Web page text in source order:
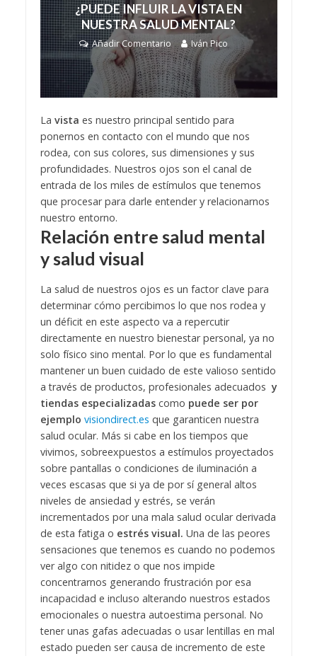
¿PUEDE INFLUIR LA VISTA EN
NUESTRA SALUD MENTAL?
Añadir Comentario Iván Pico
La vista es nuestro principal sentido para
ponernos en contacto con el mundo que nos
rodea, con sus colores, sus dimensiones y sus
profundidades. Nuestros ojos son el canal de
entrada de los miles de estímulos que tenemos
que procesar para darle entender y relacionarnos
nuestro entorno.
Relación entre salud mental
y salud visual
La salud de nuestros ojos es un factor clave para
determinar cómo percibimos lo que nos rodea y
un déficit en este aspecto va a repercutir
directamente en nuestro bienestar personal, ya no
solo físico sino mental. Por lo que es fundamental
mantener un buen cuidado de este valioso sentido
a través de productos, profesionales adecuados y
tiendas especializadas como puede ser por
ejemplo visiondirect.es que garanticen nuestra
salud ocular. Más si cabe en los tiempos que
vivimos, sobreexpuestos a estímulos proyectados
sobre pantallas o condiciones de iluminación a
veces escasas que si ya de por sí general altos
niveles de ansiedad y estrés, se verán
incrementados por una mala salud ocular derivada
de esta fatiga o estrés visual. Una de las peores
sensaciones que tenemos es cuando no podemos
ver algo con nitidez o que nos impide
concentrarnos generando frustración por esa
incapacidad e incluso alterando nuestros estados
emocionales o nuestra autoestima personal. No
tener unas gafas adecuadas o usar lentillas en mal
estado pueden ser causa de incremento de este